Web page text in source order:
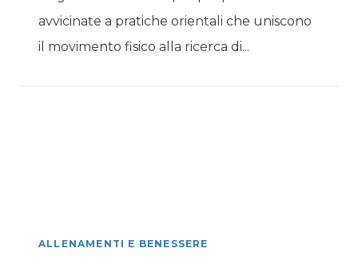
avvicinate a pratiche orientali che uniscono
il movimento fisico alla ricerca di...
ALLENAMENTI E BENESSERE